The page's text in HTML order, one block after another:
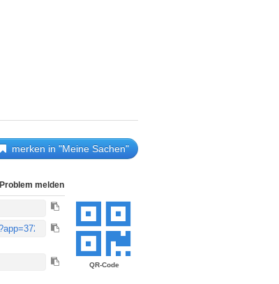
merken in "Meine Sachen"
QR-Code
Problem melden